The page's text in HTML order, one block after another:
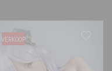
VERKOOP